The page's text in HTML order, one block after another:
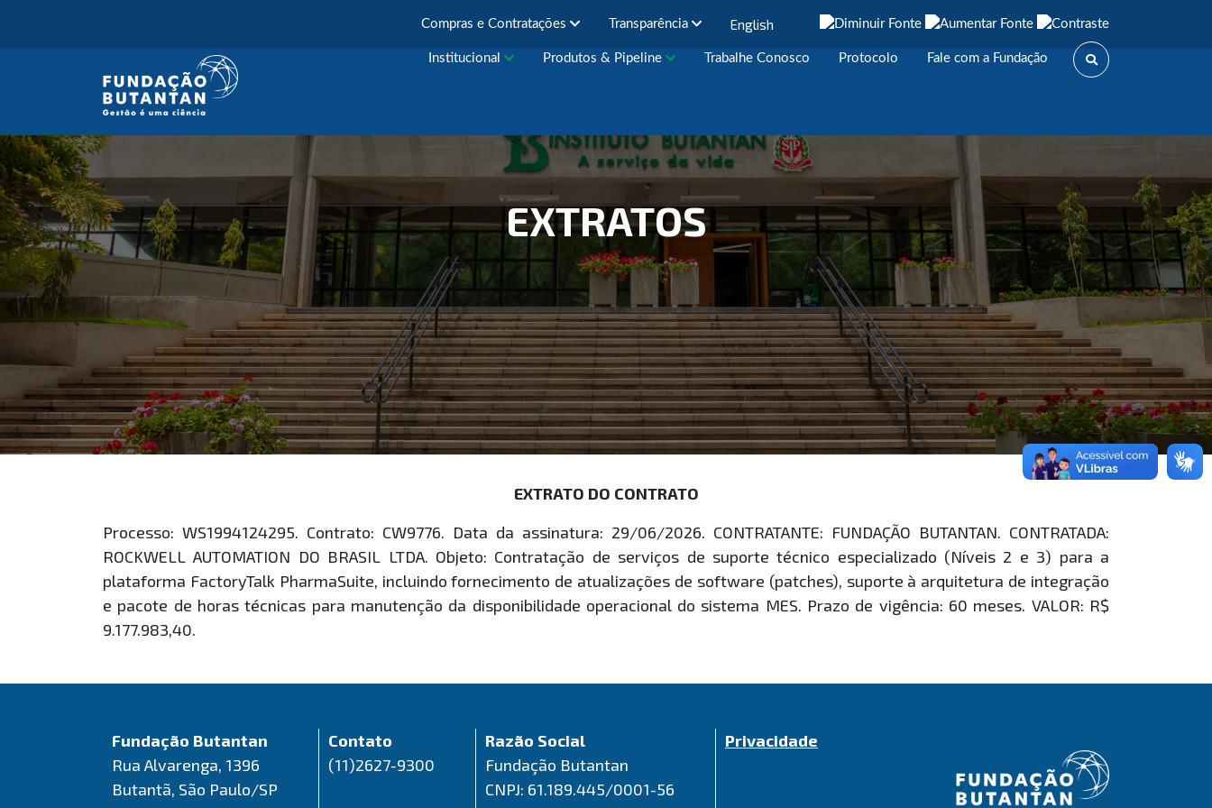
Compras e Contratações Transparência English
Institucional Produtos & Pipeline Trabalhe Conosco Protocolo Fale com a Fundação
EXTRATOS
EXTRATO DO CONTRATO
Processo: WS1994124295. Contrato: CW9776. Data da assinatura: 29/06/2026. CONTRATANTE: FUNDAÇÃO BUTANTAN. CONTRATADA:
ROCKWELL AUTOMATION DO BRASIL LTDA. Objeto: Contratação de serviços de suporte técnico especializado (Níveis 2 e 3) para a
plataforma FactoryTalk PharmaSuite, incluindo fornecimento de atualizações de software (patches), suporte à arquitetura de integração
e pacote de horas técnicas para manutenção da disponibilidade operacional do sistema MES. Prazo de vigência: 60 meses. VALOR: R$
9.177.983,40.
Fundação Butantan
Rua Alvarenga, 1396
Butantã, São Paulo/SP
Contato
(11)2627-9300
Razão Social
Fundação Butantan
CNPJ: 61.189.445/0001-56
Privacidade